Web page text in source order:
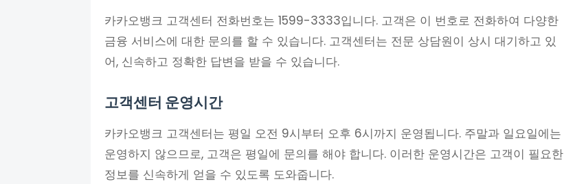
카카오뱅크 고객센터 전화번호는 1599-3333입니다. 고객은 이 번호로 전화하여 다양한
금융 서비스에 대한 문의를 할 수 있습니다. 고객센터는 전문 상담원이 상시 대기하고 있
어, 신속하고 정확한 답변을 받을 수 있습니다.
고객센터 운영시간
카카오뱅크 고객센터는 평일 오전 9시부터 오후 6시까지 운영됩니다. 주말과 일요일에는
운영하지 않으므로, 고객은 평일에 문의를 해야 합니다. 이러한 운영시간은 고객이 필요한
정보를 신속하게 얻을 수 있도록 도와줍니다.